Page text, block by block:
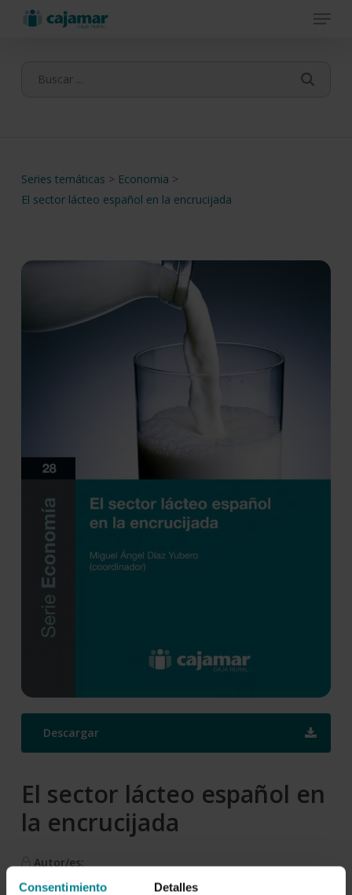
Consentimiento Detalles
Menu
Series temáticas > Economia >
El sector lácteo español en la encrucijada
Descargar
El sector lácteo español en
la encrucijada
Autor/es:
Miguel Ángel Díaz Yubero